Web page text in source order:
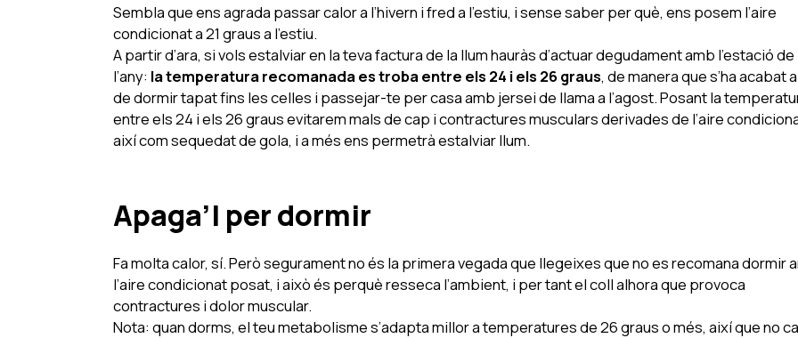
Sembla que ens agrada passar calor a l’hivern i fred a l’estiu, i sense saber per què, ens posem l’aire
condicionat a 21 graus a l’estiu.
A partir d’ara, si vols estalviar en la teva factura de la llum hauràs d’actuar degudament amb l’estació de
l’any: la temperatura recomanada es troba entre els 24 i els 26 graus, de manera que s’ha acabat
de dormir tapat fins les celles i passejar-te per casa amb jersei de llama a l’agost. Posant la
entre els 24 i els 26 graus evitarem mals de cap i contractures musculars derivades de l’aire
així com sequedat de gola, i a més ens permetrà estalviar llum.
Apaga’l per dormir
Fa molta calor, sí. Però segurament no és la primera vegada que llegeixes que no es recomana dormir
l’aire condicionat posat, i això és perquè resseca l’ambient, i per tant el coll alhora que provoca
contractures i dolor muscular.
Nota: quan dorms, el teu metabolisme s’adapta millor a temperatures de 26 graus o més, així que no